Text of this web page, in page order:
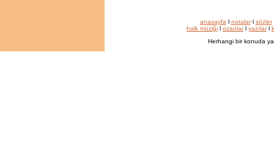
anasayfa l notalarl sözler
halk müziği l ozanlarl yazılarl
Herhangi bir konuda